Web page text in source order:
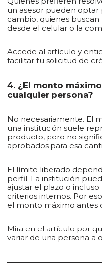
un asesor pueden optar
cambio, quienes
desde el celular o la
Accede al artículo y
facilitar tu solicitud de
4. ¿El monto
cualquier persona?
No necesariamente. El
una institución suele
producto, pero no
aprobados para esa
El límite liberado
perfil. La institución
ajustar el plazo o
criterios internos. Por
el monto máximo antes
Mira en el artículo por
variar de una persona a